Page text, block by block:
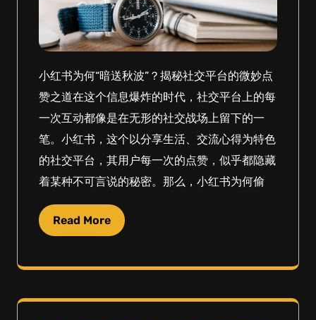
小红书为何“暗送秋波”？揭秘社交平台的微妙点
赞之道在这个信息爆炸的时代，社交平台上的每
一次互动都像是在无形的社交战场上留下的一
笔。小红书，这个以分享生活、交流心得为特色
的社交平台，其用户每一次的点赞，似乎都隐藏
着某种不可言说的秘密。那么，小红书为何偷
Read More